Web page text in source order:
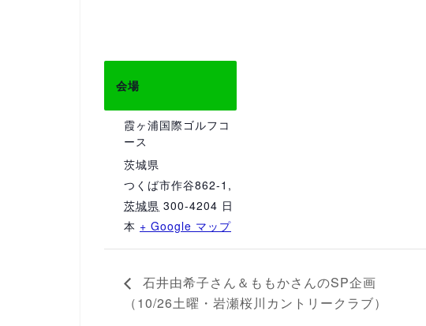
会場
霞ヶ浦国際ゴルフコ
ース
茨城県
つくば市作谷862-1 ,
茨城県 300-4204 日
本 + Google マップ
石井由希子さん＆ももかさんのSP企画
（10/26土曜・岩瀬桜川カントリークラブ）